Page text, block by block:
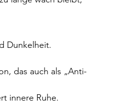
Dunkelheit.
das auch als „Anti-
innere Ruhe.